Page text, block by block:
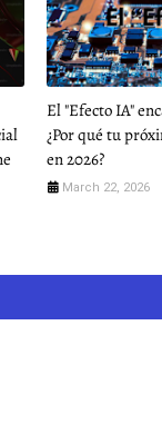
El "Efecto IA"
¿Por qué tu
en 2026?
March 22, 2026